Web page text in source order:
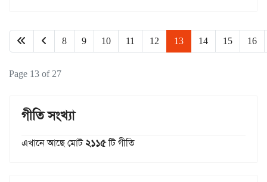
8 9 10 11 12 13 14 15 16
Page 13 of 27
গীতি সংখ্যা
এখানে আছে মোট২১১৫টি গীতি